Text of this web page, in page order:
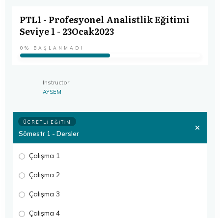
PTL1 - Profesyonel Analistlik Eğitimi
Seviye 1 - 23Ocak2023
0% BAŞLANMADI
Instructor
AYSEM
ÜCRETLI EĞITIM
Sömestr 1 - Dersler
Çalışma 1
Çalışma 2
Çalışma 3
Çalışma 4